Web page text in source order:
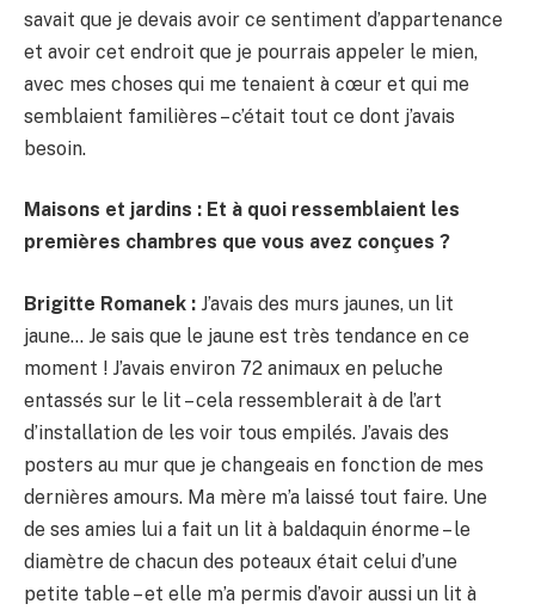
savait que je devais avoir ce sentiment d’appartenance
et avoir cet endroit que je pourrais appeler le mien,
avec mes choses qui me tenaient à cœur et qui me
semblaient familières – c’était tout ce dont j’avais
besoin.
Maisons et jardins : Et à quoi ressemblaient les
premières chambres que vous avez conçues ?
Brigitte Romanek : J’avais des murs jaunes, un lit
jaune… Je sais que le jaune est très tendance en ce
moment ! J’avais environ 72 animaux en peluche
entassés sur le lit – cela ressemblerait à de l’art
d’installation de les voir tous empilés. J’avais des
posters au mur que je changeais en fonction de mes
dernières amours. Ma mère m’a laissé tout faire. Une
de ses amies lui a fait un lit à baldaquin énorme – le
diamètre de chacun des poteaux était celui d’une
petite table – et elle m’a permis d’avoir aussi un lit à